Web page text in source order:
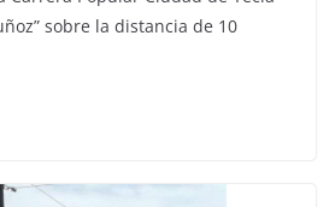
sobre la distancia de 10